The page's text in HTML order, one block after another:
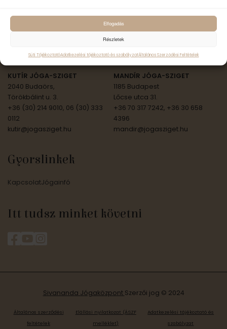
Elfogadás
Részletek
Süti TájékoztatóAdatkezelési tájékoztató és szabályzatÁltalános Szerződési Feltételek
ॐ Sivánanda Jóga Országszerte
KUTÍR JÓGA-SZIGET
2040 Budaörs,
Törökbálint u. 3.
+36 (30) 214 9010, 06 (30) 333
0112
kutir@jogasziget.hu
MANDÍR JÓGA-SZIGET
1185 Budapest
Lőcse utca 31.
+36 70 317 7242, +36 30 658
4396
mandir@jogasziget.hu
Gyorslinkek
KapcsolatJógainfó
Itt tudsz minket követni
Sivananda Jógaközpont Szerzői jog © 2024
Általános szerződési
feltételek
Elállási nyilatkozat (ÁSZF
melléklet)
Adatkezelési tájékoztató és
szabályzat